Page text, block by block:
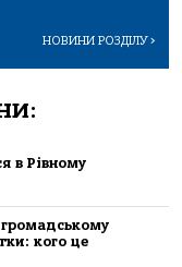
НОВИНИ РОЗДІЛУ>
в Рівному
громадському
кого це